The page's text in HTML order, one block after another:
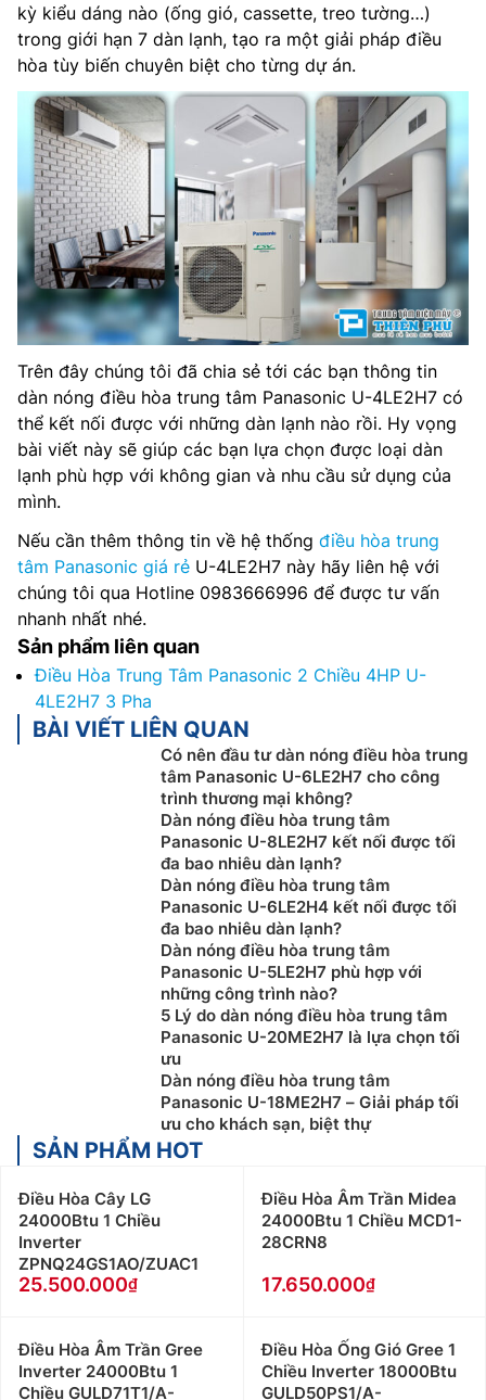
kỳ kiểu dáng nào (ống gió, cassette, treo tường…)
trong giới hạn 7 dàn lạnh, tạo ra một giải pháp điều
hòa tùy biến chuyên biệt cho từng dự án.
Trên đây chúng tôi đã chia sẻ tới các bạn thông tin
dàn nóng điều hòa trung tâm Panasonic U-4LE2H7 có
thể kết nối được với những dàn lạnh nào rồi. Hy vọng
bài viết này sẽ giúp các bạn lựa chọn được loại dàn
lạnh phù hợp với không gian và nhu cầu sử dụng của
mình.
Nếu cần thêm thông tin về hệ thống điều hòa trung
tâm Panasonic giá rẻ U-4LE2H7 này hãy liên hệ với
chúng tôi qua Hotline 0983666996 để được tư vấn
nhanh nhất nhé.
Sản phẩm liên quan
Điều Hòa Trung Tâm Panasonic 2 Chiều 4HP U-
4LE2H7 3 Pha
BÀI VIẾT LIÊN QUAN
Có nên đầu tư dàn nóng điều hòa trung
tâm Panasonic U-6LE2H7 cho công
trình thương mại không?
Dàn nóng điều hòa trung tâm
Panasonic U-8LE2H7 kết nối được tối
đa bao nhiêu dàn lạnh?
Dàn nóng điều hòa trung tâm
Panasonic U-6LE2H4 kết nối được tối
đa bao nhiêu dàn lạnh?
Dàn nóng điều hòa trung tâm
Panasonic U-5LE2H7 phù hợp với
những công trình nào?
5 Lý do dàn nóng điều hòa trung tâm
Panasonic U-20ME2H7 là lựa chọn tối
ưu
Dàn nóng điều hòa trung tâm
Panasonic U-18ME2H7 – Giải pháp tối
ưu cho khách sạn, biệt thự
SẢN PHẨM HOT
Điều Hòa Cây LG
24000Btu 1 Chiều
Inverter
ZPNQ24GS1AO/ZUAC1
25.500.000
Điều Hòa Âm Trần Midea
24000Btu 1 Chiều MCD1-
28CRN8
17.650.000
Điều Hòa Âm Trần Gree
Inverter 24000Btu 1
Chiều GULD71T1/A-
Điều Hòa Ống Gió Gree 1
Chiều Inverter 18000Btu
GULD50PS1/A-